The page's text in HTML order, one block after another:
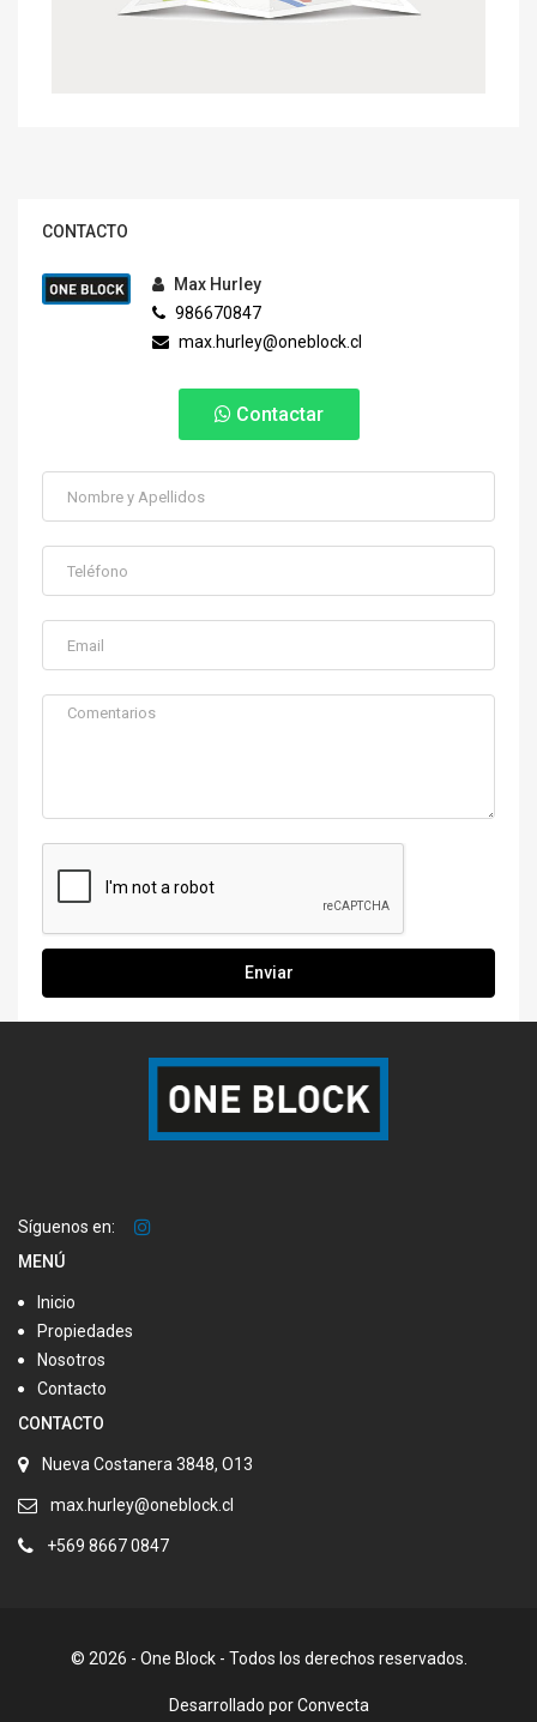
CONTACTO
Max Hurley
986670847
max.hurley@oneblock.cl
Contactar
Enviar
Síguenos en:
MENÚ
Inicio
Propiedades
Nosotros
Contacto
CONTACTO
Nueva Costanera 3848, O13
max.hurley@oneblock.cl
+569 8667 0847
© 2026 - One Block - Todos los derechos reservados.
Desarrollado porConvecta